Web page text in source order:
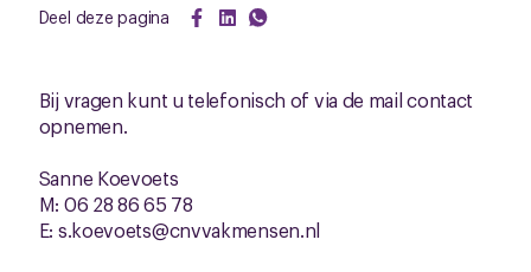
Deel deze pagina
Bij vragen kunt u telefonisch of via de mail contact
opnemen.
Sanne Koevoets
M: 06 28 86 65 78
E: s.koevoets@cnvvakmensen.nl